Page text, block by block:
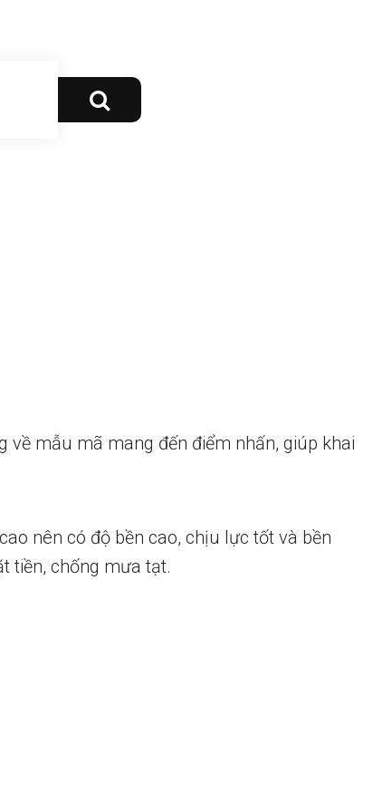
về mẫu mã mang đến điểm nhấn, giúp khai
nên có độ bền cao, chịu lực tốt và bền
tiền, chống mưa tạt.